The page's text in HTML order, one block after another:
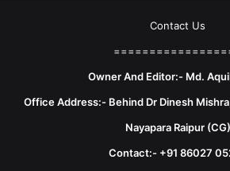
Contact Us
Owner And Editor:- Md.
Office Address:- Behind Dr Dinesh
Nayapara Raipur (CG)
Contact:- +91 86027